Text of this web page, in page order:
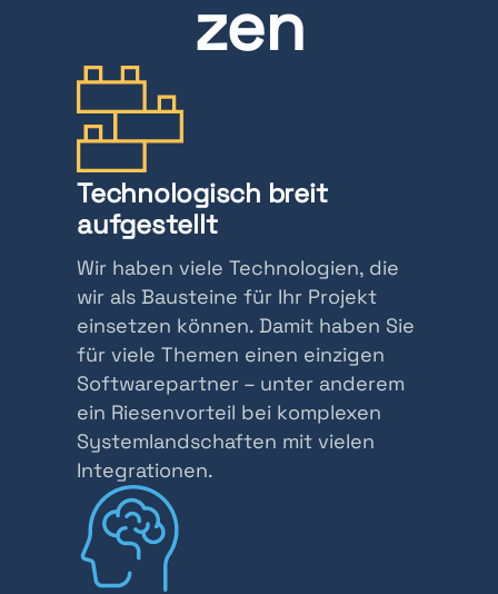
zen
Technologisch breit
aufgestellt
Wir haben viele Technologien, die
wir als Bausteine für Ihr Projekt
einsetzen können. Damit haben Sie
für viele Themen einen einzigen
Softwarepartner – unter anderem
ein Riesenvorteil bei komplexen
Systemlandschaften mit vielen
Integrationen.